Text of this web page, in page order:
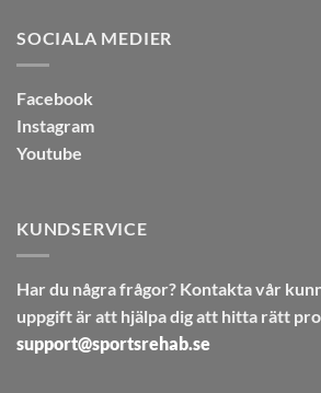
SOCIALA MEDIER
Facebook
Instagram
Youtube
KUNDSERVICE
Har du några frågor? Kontakta vår
uppgift är att hjälpa dig att hitta rätt
support@sportsrehab.se